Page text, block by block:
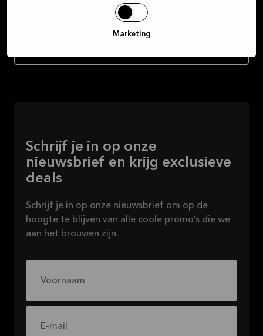
Marketing
Plan een gratis designafspraak
Schrijf je in op onze
nieuwsbrief en krijg exclusieve
deals
Schrijf je in op onze nieuwsbrief om op de
hoogte te blijven van alle coole promo’s die we
aan het brouwen zijn.
Voornaam
E-mail